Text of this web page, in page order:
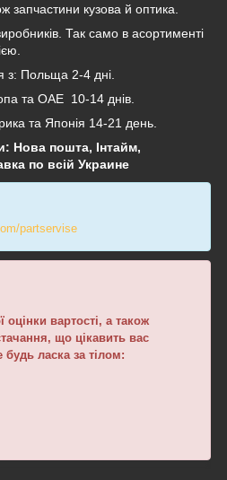
запчастини кузова й оптика.
Так само в асортименті
з: Польща 2-4 дні.
10-14 днів.
14-21 день.
Нова пошта, Інтайм,
по всій Украине
partservise
оцінки вартості, а також
що цікавить вас
ласка за тілом: